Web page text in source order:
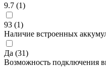
9.7 (1)
93 (1)
Наличие встроенных
Да (31)
Возможность подключения